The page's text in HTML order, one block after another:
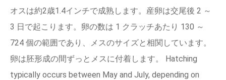
オスは約2歳1.4インチで成熟します。産卵は交尾後 2 ～
3 日で起こります。卵の数は 1 クラッチあたり 130 ～
724 個の範囲であり、メスのサイズと相関しています。
卵は胚形成の間ずっとメスに付着します。 Hatching
typically occurs between May and July, depending on